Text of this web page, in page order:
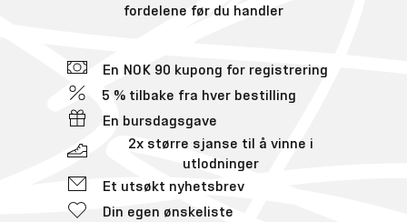
fordelene før du handler
En NOK 90 kupong for registrering
5 % tilbake fra hver bestilling
En bursdagsgave
2x større sjanse til å vinne i
utlodninger
Et utsøkt nyhetsbrev
Din egen ønskeliste